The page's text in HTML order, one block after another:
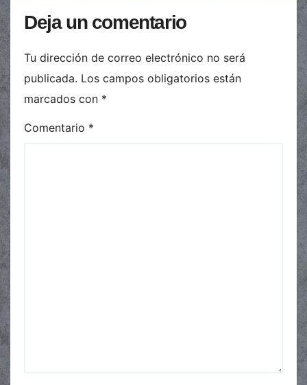
Deja un comentario
Tu dirección de correo electrónico no será
publicada. Los campos obligatorios están
marcados con *
Comentario *